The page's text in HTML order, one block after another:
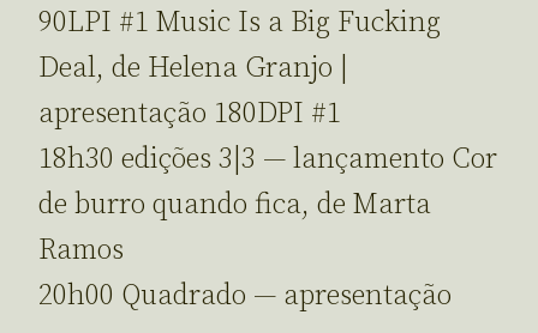
90LPI #1 Music Is a Big Fucking
Deal, de Helena Granjo |
apresentação 180DPI #1
18h30 edições 3|3 — lançamento Cor
de burro quando fica, de Marta
Ramos
20h00 Quadrado — apresentação